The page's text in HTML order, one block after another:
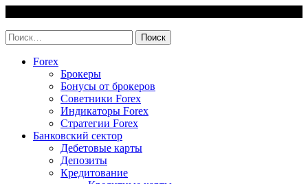
content
Найти:
Forex
Брокеры
Бонусы от брокеров
Советники Forex
Индикаторы Forex
Стратегии Forex
Банковский сектор
Дебетовые карты
Депозиты
Кредитование